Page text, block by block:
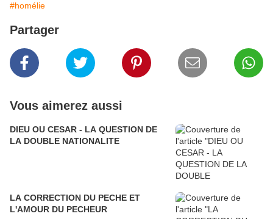
#homélie
Partager
Vous aimerez aussi
DIEU OU CESAR - LA QUESTION DE
LA DOUBLE NATIONALITE
LA CORRECTION DU PECHE ET
L'AMOUR DU PECHEUR